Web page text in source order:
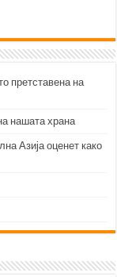
претставена на
нашата храна
Азија оценет како